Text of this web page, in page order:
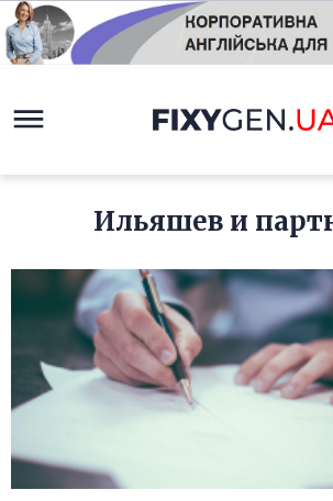
Ильяшев и